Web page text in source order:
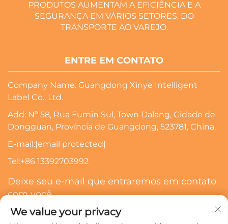
PRODUTOS AUMENTAM A EFICIÊNCIA E A
SEGURANÇA EM VÁRIOS SETORES, DO
TRANSPORTE AO VAREJO.
ENTRE EM CONTATO
Company Name: Guangdong Xinye Intelligent
Label Co., Ltd.
Add: Nº 58, Rua Fumin Sul, Town Dalang, Cidade de
Dongguan, Província de Guangdong, 523781, China.
E-mail:[email protected]
Tel:+86 13392703992
Deixe seu e-mail que entraremos em contato
com você
We value your privacy